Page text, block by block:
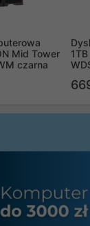
Mid Tower
czarna